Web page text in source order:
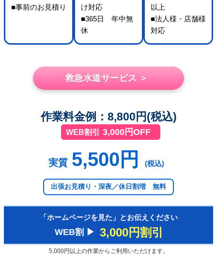
■事前のお見積り
け対応
■365日 年中無
休
以上
■法人様・店舗様
対応
救急水道サービス ＞
作業料金例：8,800円(税込)
WEB割引 3,000円OFF
実質 5,500円 (税込)
出張お見積り・深夜／休日割増 無料
「ホームページを見た」とお伝えください
WEB割 ▶︎ 3,000円割引
5,000円以上の作業からご利用いただけます。